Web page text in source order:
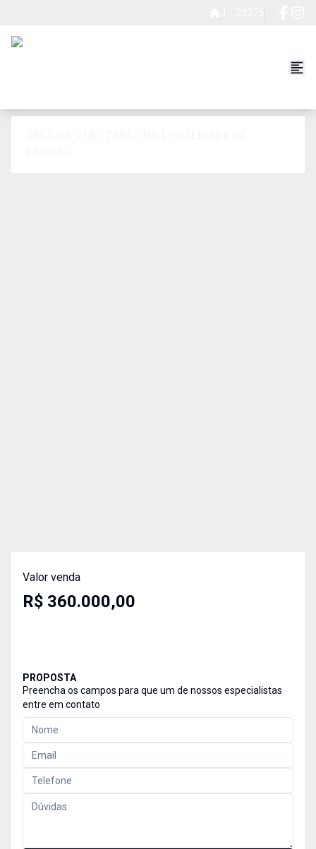
Valor venda
R$ 360.000,00
PROPOSTA
Preencha os campos para que um de nossos especialistas
entre em contato